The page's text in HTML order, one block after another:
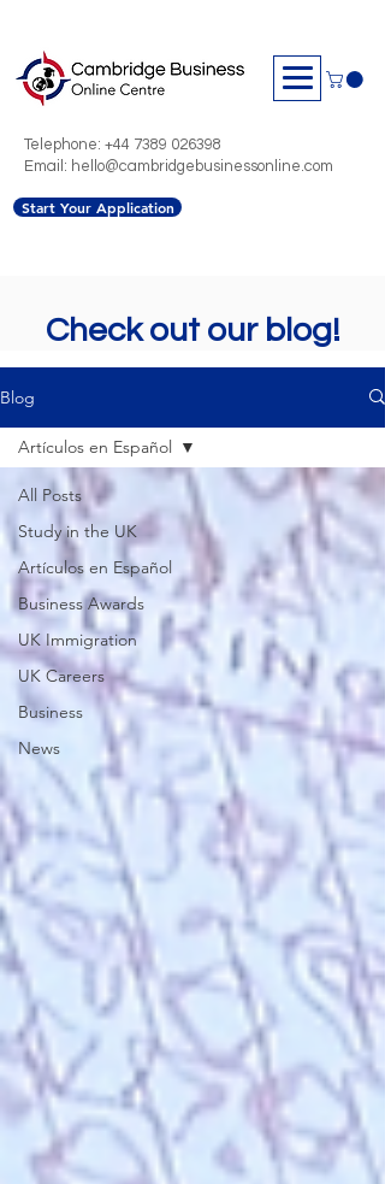
Telephone: +44 7389 026398
Email: hello@cambridgebusinessonline.com
Start Your Application
Check out our blog!
Blog
All Posts
Study in the UK
Artículos en Español
Business Awards
UK Immigration
UK Careers
Business
News
Artículos en Español